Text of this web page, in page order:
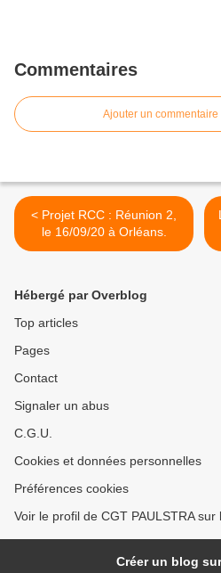
Commentaires
Ajouter un commentaire
< Projet RCC : Réunion 2,
le 16/09/20 à Orléans.
Hébergé par Overblog
Top articles
Pages
Contact
Signaler un abus
C.G.U.
Cookies et données personnelles
Préférences cookies
Voir le profil de CGT PAULSTRA
Créer un blog